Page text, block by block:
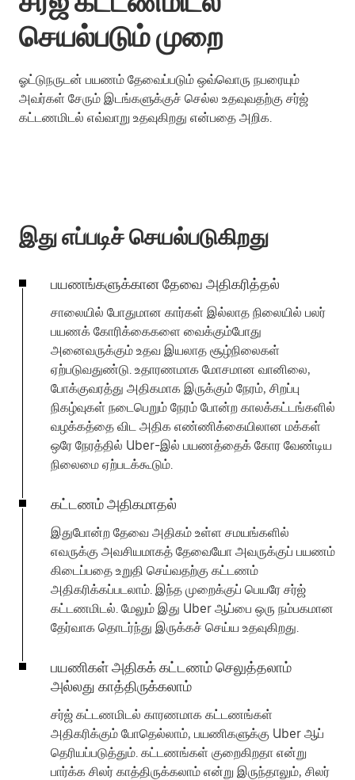
செயல்படும் முறை
ஓட்டுநருடன் பயணம் தேவைப்படும் ஒவ்வொரு நபரையும்
அவர்கள் சேரும் இடங்களுக்குச் செல்ல உதவுவதற்கு சர்ஜ்
கட்டணமிடல் எவ்வாறு உதவுகிறது என்பதை அறிக.
இது எப்படிச் செயல்படுகிறது
பயணங்களுக்கான தேவை அதிகரித்தல்
சாலையில் போதுமான கார்கள் இல்லாத நிலையில் பலர்
பயணக் கோரிக்கைகளை வைக்கும்போது
அனைவருக்கும் உதவ இயலாத சூழ்நிலைகள்
ஏற்படுவதுண்டு. உதாரணமாக மோசமான வானிலை,
போக்குவரத்து அதிகமாக இருக்கும் நேரம், சிறப்பு
நிகழ்வுகள் நடைபெறும் நேரம் போன்ற காலக்கட்டங்களில்
வழக்கத்தை விட அதிக எண்ணிக்கையிலான மக்கள்
ஒரே நேரத்தில் Uber-இல் பயணத்தைக் கோர வேண்டிய
நிலைமை ஏற்படக்கூடும்.
கட்டணம் அதிகமாதல்
இதுபோன்ற தேவை அதிகம் உள்ள சமயங்களில்
எவருக்கு அவசியமாகத் தேவையோ அவருக்குப் பயணம்
கிடைப்பதை உறுதி செய்வதற்கு கட்டணம்
அதிகரிக்கப்படலாம். இந்த முறைக்குப் பெயரே சர்ஜ்
கட்டணமிடல். மேலும் இது Uber ஆப்பை ஒரு நம்பகமான
தேர்வாக தொடர்ந்து இருக்கச் செய்ய உதவுகிறது.
பயணிகள் அதிகக் கட்டணம் செலுத்தலாம்
அல்லது காத்திருக்கலாம்
சர்ஜ் கட்டணமிடல் காரணமாக கட்டணங்கள்
அதிகரிக்கும் போதெல்லாம், பயணிகளுக்கு Uber ஆப்
தெரியப்படுத்தும். கட்டணங்கள் குறைகிறதா என்று
பார்க்க சிலர் காத்திருக்கலாம் என்று இருந்தாலும், சிலர்